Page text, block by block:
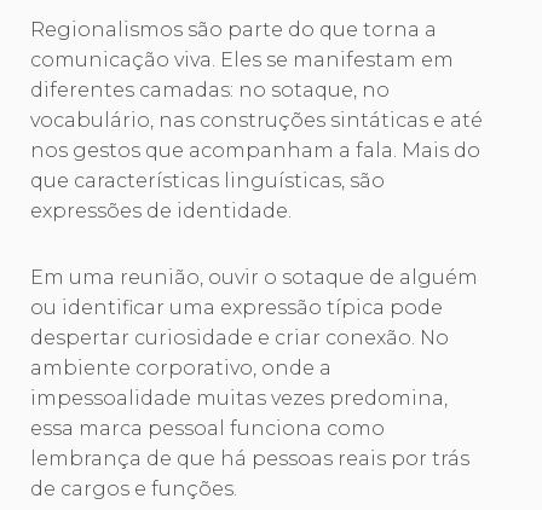
Regionalismos são parte do que torna a
comunicação viva. Eles se manifestam em
diferentes camadas: no sotaque, no
vocabulário, nas construções sintáticas e até
nos gestos que acompanham a fala. Mais do
que características linguísticas, são
expressões de identidade.
Em uma reunião, ouvir o sotaque de alguém
ou identificar uma expressão típica pode
despertar curiosidade e criar conexão. No
ambiente corporativo, onde a
impessoalidade muitas vezes predomina,
essa marca pessoal funciona como
lembrança de que há pessoas reais por trás
de cargos e funções.